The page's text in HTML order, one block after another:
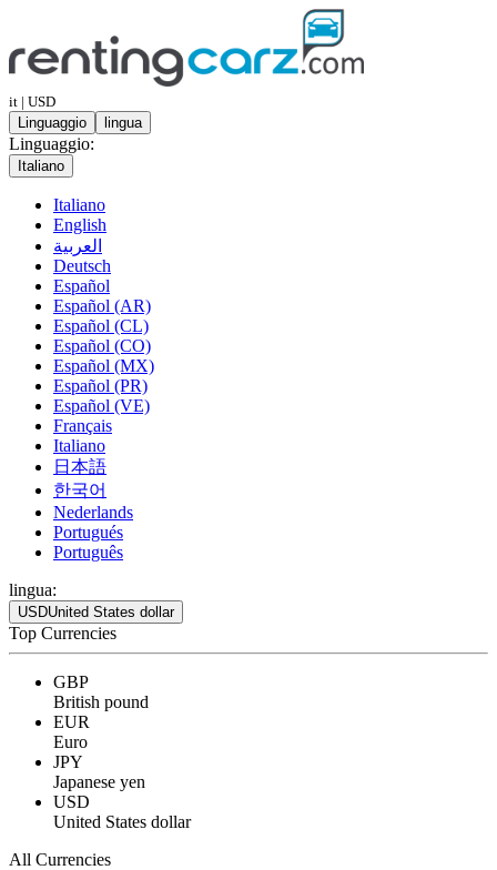
it | USD
Linguaggio
lingua
Linguaggio:
Italiano
Italiano
English
العربية
Deutsch
Español
Español (AR)
Español (CL)
Español (CO)
Español (MX)
Español (PR)
Español (VE)
Français
Italiano
日本語
한국어
Nederlands
Portugués
Português
lingua:
USDUnited States dollar
Top Currencies
GBP
British pound
EUR
Euro
JPY
Japanese yen
USD
United States dollar
All Currencies